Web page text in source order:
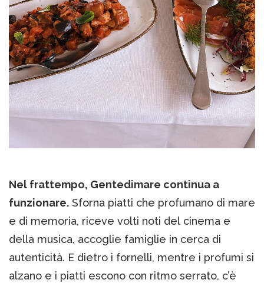
Nel frattempo, Gentedimare continua a
funzionare. Sforna piatti che profumano di mare
e di memoria, riceve volti noti del cinema e
della musica, accoglie famiglie in cerca di
autenticità. E dietro i fornelli, mentre i profumi si
alzano e i piatti escono con ritmo serrato, c’è